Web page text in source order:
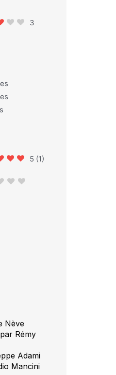
3
5 (1)
Nève
Rémy
Adami
Mancini